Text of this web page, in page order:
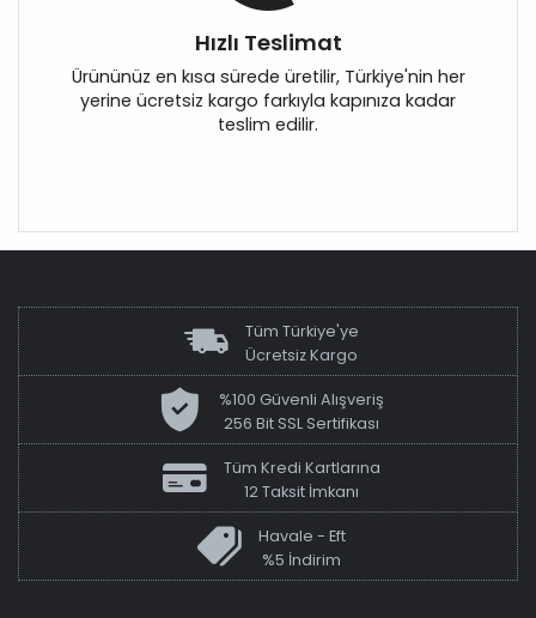
Hızlı Teslimat
Ürününüz en kısa sürede üretilir, Türkiye'nin her
yerine ücretsiz kargo farkıyla kapınıza kadar
teslim edilir.
Tüm Türkiye'ye
Ücretsiz Kargo
%100 Güvenli Alışveriş
256 Bit SSL Sertifikası
Tüm Kredi Kartlarına
12 Taksit İmkanı
Havale - Eft
%5 İndirim